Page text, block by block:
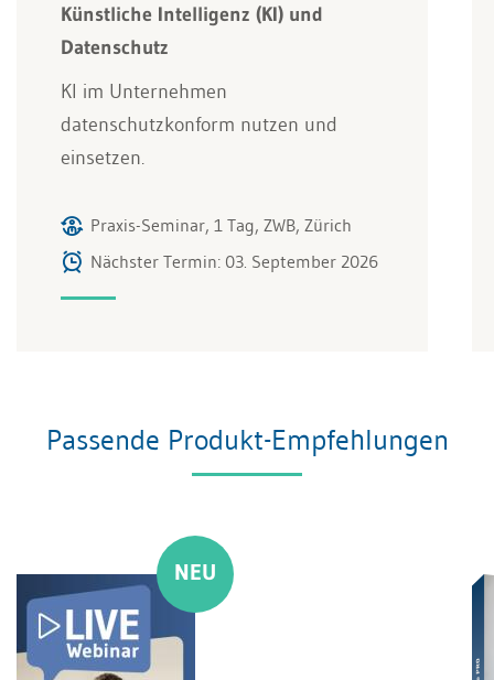
Künstliche Intelligenz (KI) und
Datenschutz
KI im Unternehmen
datenschutzkonform nutzen und
einsetzen.
Praxis-Seminar, 1 Tag, ZWB, Zürich
Nächster Termin: 03. September 2026
Passende Produkt-Empfehlungen